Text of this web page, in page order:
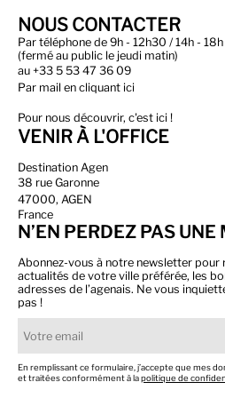
NOUS CONTACTER
Par téléphone de 9h - 12h30 / 14h - 18h
(fermé au public le jeudi matin)
au +33 5 53 47 36 09
Par mail en cliquant ici
Pour nous découvrir, c'est ici !
VENIR À L'OFFICE
Destination Agen
38 rue Garonne
47000, AGEN
France
N’EN PERDEZ PAS UNE
Abonnez-vous à notre newsletter pour
actualités de votre ville préférée, les
adresses de l’agenais. Ne vous
pas !
En remplissant ce formulaire, j’accepte que mes
et traitées conformément à lapolitique de